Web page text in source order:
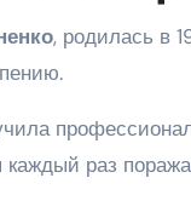
, родилась в
раз